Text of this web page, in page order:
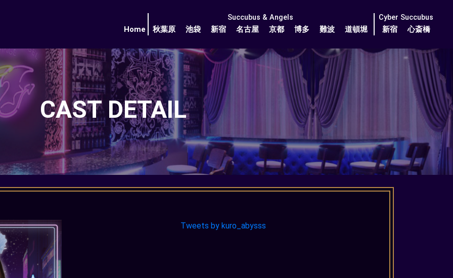
Home
Succubus & Angels
秋葉原 池袋 新宿 名古屋 京都 博多 難波 道頓堀
Cyber Succubus
新宿 心斎橋
CAST DETAIL
Tweets by kuro_abysss